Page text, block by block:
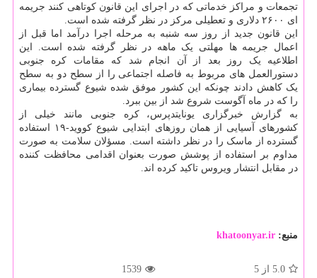
تجمعات و مراکز خدماتی که در اجرای این قانون کوتاهی کنند جریمه
ای ۲۶۰۰ دلاری و تعطیلی مرکز در نظر گرفته شده است.
این قانون جدید از روز سه شنبه به مرحله اجرا درآمد اما قبل از
اعمال جریمه ها مهلتی یک ماهه در نظر گرفته شده است. این
اطلاعیه یک روز بعد از آن انجام شد که مقامات کره جنوبی
دستورالعمل های مربوط به فاصله اجتماعی را از سطح دو به سطح
یک کاهش دادند چونکه این کشور موفق شده شیوع گسترده بیماری
را که در ماه آگوست شروع شد از بین ببرد.
به گزارش خبرگزاری یونایتدپرس، کره جنوبی مانند خیلی از
کشورهای آسیایی از همان روزهای ابتدایی شیوع کووید-۱۹ استفاده
گسترده از ماسک را در نظر داشته است. مسؤلان سلامت به صورت
مداوم بر استفاده از پوشش صورت بعنوان اقدامی محافظت کننده
در مقابل انتشار ویروس تاکید کرده اند.
منبع: khatoonyar.ir
5.0 از 5
1539